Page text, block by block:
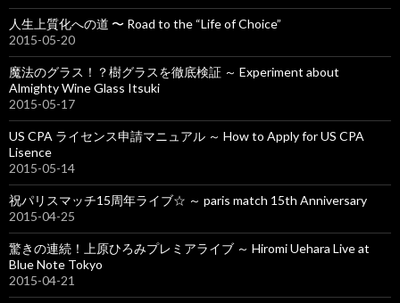
人生上質化への道 〜 Road to the “Life of Choice”
2015-05-20
魔法のグラス！？樹グラスを徹底検証 ～ Experiment about
Almighty Wine Glass Itsuki
2015-05-17
US CPA ライセンス申請マニュアル ～ How to Apply for US CPA
Lisence
2015-05-14
祝パリスマッチ15周年ライブ☆ ～ paris match 15th Anniversary
2015-04-25
驚きの連続！上原ひろみプレミアライブ ～ Hiromi Uehara Live at
Blue Note Tokyo
2015-04-21